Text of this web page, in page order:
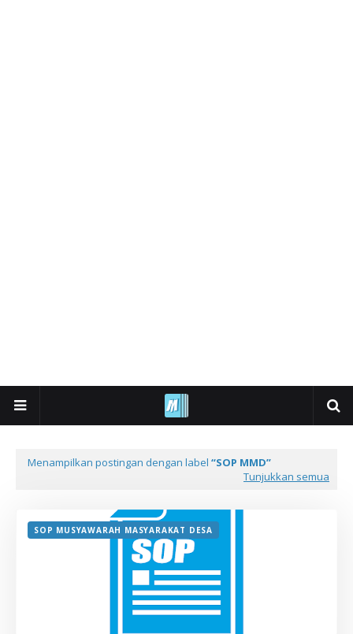
Menampilkan postingan dengan label
SOP MMD
Tunjukkan semua
SOP MUSYAWARAH MASYARAKAT DESA